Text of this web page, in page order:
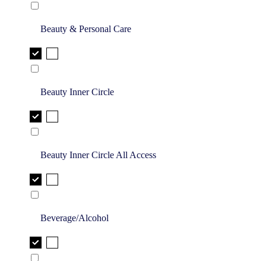
Beauty & Personal Care
Beauty Inner Circle
Beauty Inner Circle All Access
Beverage/Alcohol